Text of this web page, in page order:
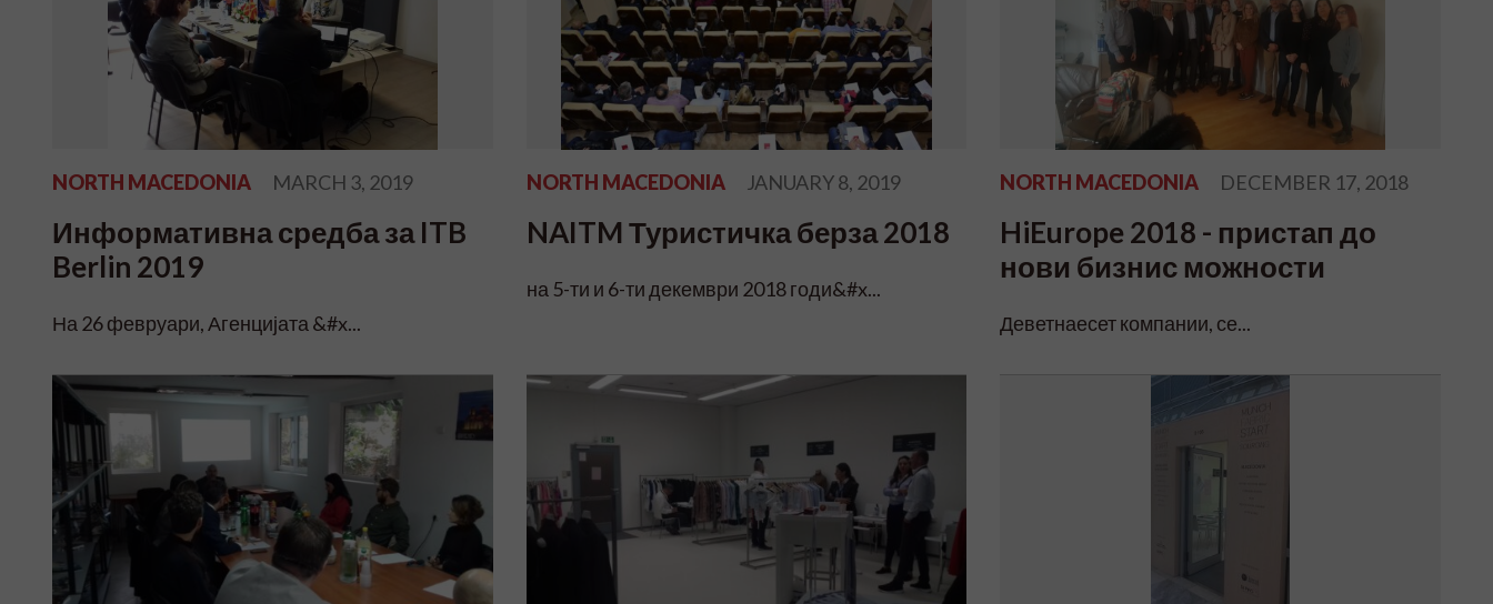
NORTH MACEDONIA MARCH 3, 2019
Информативна средба за ITB
Berlin 2019
На 26 февруари, Агенцијата &#x...
NORTH MACEDONIA JANUARY 8, 2019
NAITM Туристичка берза 2018
на 5-ти и 6-ти декември 2018 годи&#x...
NORTH MACEDONIA DECEMBER 17, 2018
HiEurope 2018 - пристап до
нови бизнис можности
Деветнаесет компании, се...